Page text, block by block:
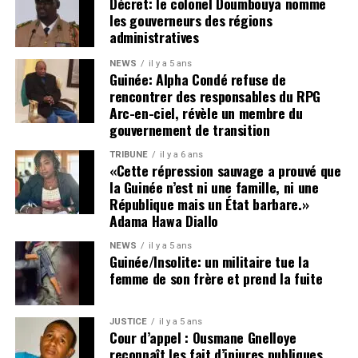
voire d’instabilité politique et institutionnelle.
Cette tribune se veut également un plaidoyer en faveur de
la vérité, de la justice et de l’humanité.
La disparition de plusieurs figures politiques et
citoyennes — parmi lesquelles Foniké Mengué, Billo Bah,
Habib Marouane Camara, Sadou Nimagan — ainsi que la
situation de nombreux détenus, demeure une source de
profonde inquiétude nationale.
Le silence entourant leur sort alimente les tensions,
nourrit les suspicions et inflige une souffrance durable
aux familles concernées comme à l’opinion publique. Les
proches de ces personnes, à l’instar de ceux d’Aliou Bah
et de tant d’autres, ont un droit légitime et inaliénable :
celui de savoir où se trouvent les leurs et de connaître la
vérité sur leur sort.
Depuis plus d’une année, ces familles vivent dans
les gouverneurs des régions
administratives
NEWS il y a 5 ans
Guinée: Alpha Condé refuse de
rencontrer des responsables du RPG
Arc-en-ciel, révèle un membre du
gouvernement de transition
TRIBUNE il y a 6 ans
«Cette répression sauvage a prouvé que
la Guinée n’est ni une famille, ni une
République mais un État barbare.»
Adama Hawa Diallo
NEWS il y a 5 ans
Guinée/Insolite: un militaire tue la
femme de son frère et prend la fuite
JUSTICE il y a 5 ans
Cour d’appel : Ousmane Gnelloye